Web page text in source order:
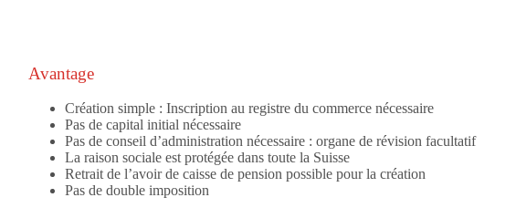
Avantage
Création simple :Inscription au registre du commerce nécessaire
Pas de capital initial nécessaire
Pas de conseil d’administration nécessaire : organe de révision facultatif
La raison sociale est protégée dans toute la Suisse
Retrait de l’avoir de caisse de pension possible pour la création
Pas de double imposition